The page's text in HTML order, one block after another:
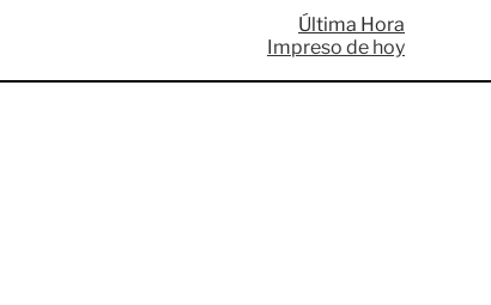
c
i
a
Última Hora
Impreso de hoy